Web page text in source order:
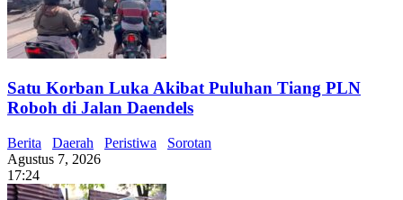
Satu Korban Luka Akibat Puluhan Tiang PLN
Roboh di Jalan Daendels
Berita Daerah Peristiwa
Sorotan
Agustus 7, 2026
17:24